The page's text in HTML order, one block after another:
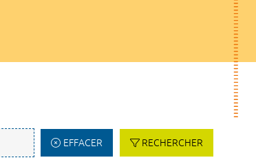
EFFACER RECHERCHER